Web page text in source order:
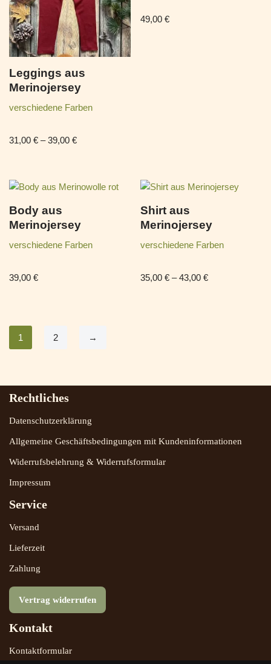
Leggings aus
Merinojersey
verschiedene Farben
31,00 € –39,00 €
49,00€
Body aus
Merinojersey
verschiedene Farben
39,00 €
Shirt aus
Merinojersey
verschiedene Farben
35,00€ –43,00€
1 2 →
Rechtliches
Datenschutzerklärung
Allgemeine Geschäftsbedingungen mit Kundeninformationen
Widerrufsbelehrung & Widerrufsformular
Impressum
Service
Versand
Lieferzeit
Zahlung
Vertrag widerrufen
Kontakt
Kontaktformular